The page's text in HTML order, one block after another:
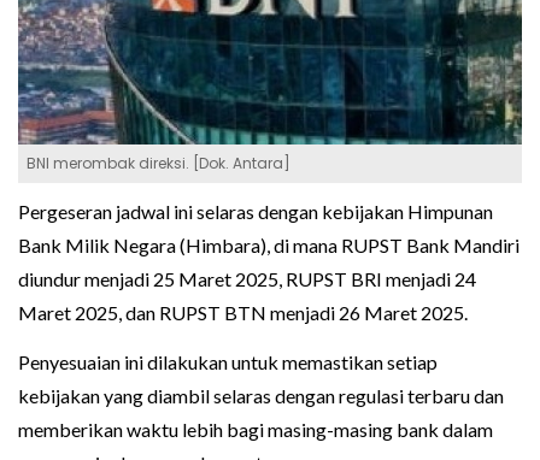
BNI merombak direksi. [Dok. Antara]
Pergeseran jadwal ini selaras dengan kebijakan Himpunan
Bank Milik Negara (Himbara), di mana RUPST Bank Mandiri
diundur menjadi 25 Maret 2025, RUPST BRI menjadi 24
Maret 2025, dan RUPST BTN menjadi 26 Maret 2025.
Penyesuaian ini dilakukan untuk memastikan setiap
kebijakan yang diambil selaras dengan regulasi terbaru dan
memberikan waktu lebih bagi masing-masing bank dalam